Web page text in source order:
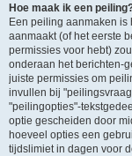
Hoe maak ik een
Een peiling aanmaken
aanmaakt (of het eerste
permissies voor hebt)
onderaan het berichten-
juiste permissies om
invullen bij
"peilingopties"-
optie gescheiden door
hoeveel opties een
tijdslimiet in dagen voor